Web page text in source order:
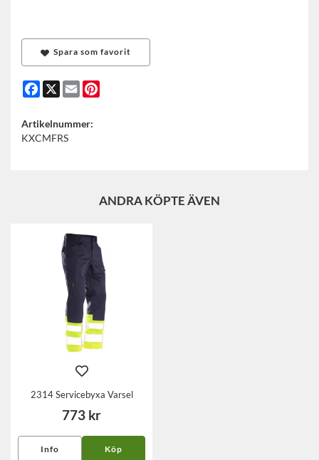
Spara som favorit
Facebook
X Email
Artikelnummer:
KXCMFRS
ANDRA KÖPTE ÄVEN
2314 Servicebyxa Varsel
773 kr
Info Köp